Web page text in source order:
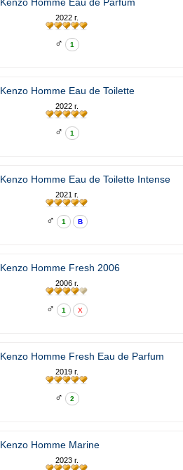
2022 г.
♂ 1
Kenzo Homme Eau de Toilette
2022 г.
♂ 1
Kenzo Homme Eau de Toilette Intense
2021 г.
♂ 1 В
Kenzo Homme Fresh 2006
2006 г.
♂ 1 X
Kenzo Homme Fresh Eau de Parfum
2019 г.
♂ 2
Kenzo Homme Marine
2023 г.